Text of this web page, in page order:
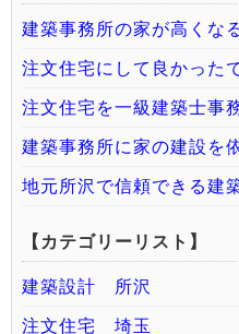
建築事務所の家が高くな
注文住宅にして良かった
注文住宅を一級建築士事
建築事務所に家の建設を
地元所沢で信頼できる建
【カテゴリーリスト】
建築設計 所沢
注文住宅 埼玉